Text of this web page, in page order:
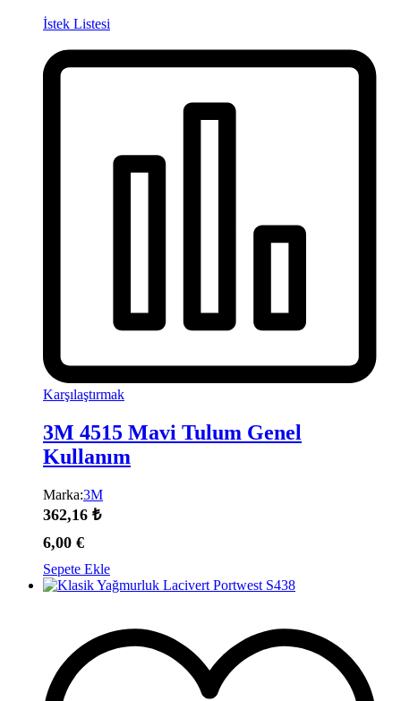
İstek Listesi
Karşılaştırmak
3M 4515 Mavi Tulum Genel
Kullanım
Marka:3M
362,16 ₺
6,00 €
Sepete Ekle